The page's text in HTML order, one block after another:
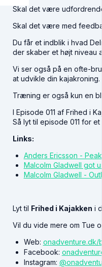
Skal det være
Skal det være med
Du får et indblik i hvad
der skaber et højt niveau
Vi ser også på en ofte-
at udvikle din kajakroning.
Træning er også kun en
I Episode 011 af Frihed i
Så lyt til episode 011 for
Links:
Anders Ericsson -
Malcolm Gladwell got
Malcolm Gladwell -
Lyt til Frihed i Kajakken i
Vil du vide mere om Tue
Web: onadventure.dk/
Facebook:
Instagram: